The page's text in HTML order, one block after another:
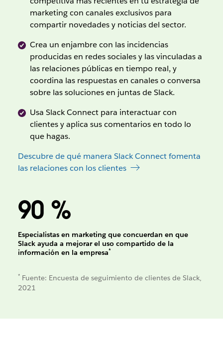
marketing con canales exclusivos para
compartir novedades y noticias del sector.
Crea un enjambre con las incidencias
producidas en redes sociales y las vinculadas a
las relaciones públicas en tiempo real, y
coordina las respuestas en canales o conversa
sobre las soluciones en juntas de Slack.
Usa Slack Connect para interactuar con
clientes y aplica sus comentarios en todo lo
que hagas.
Descubre de qué manera Slack Connect fomenta
las relaciones con los clientes
90 %
Especialistas en marketing que concuerdan en que
Slack ayuda a mejorar el uso compartido de la
información en la empresa*
* Fuente: Encuesta de seguimiento de clientes de Slack,
2021